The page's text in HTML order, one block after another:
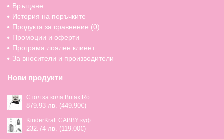
Връщане
История на поръчките
Продукта за сравнение (0)
Промоции и оферти
Програма лоялен клиент
За вносители и производители
Нови продукти
Стол за кола Britax Römer Swivel-Grow Max Air, 40-125 см
879.93 лв. (449.90€)
KinderKraft CABBY куфар със седалка
232.74 лв. (119.00€)